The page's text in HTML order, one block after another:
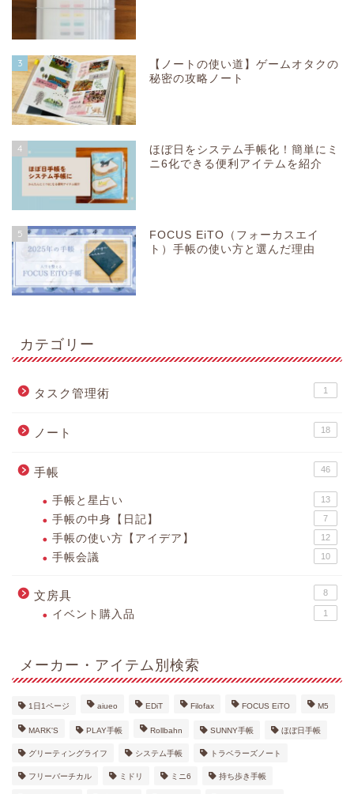
3
【ノートの使い道】ゲームオタクの
秘密の攻略ノート
4
ほぼ日をシステム手帳化！簡単にミ
ニ6化できる便利アイテムを紹介
5
FOCUS EiTO（フォーカスエイ
ト）手帳の使い方と選んだ理由
カテゴリー
タスク管理術 1
ノート 18
手帳 46
手帳と星占い 13
手帳の中身【日記】 7
手帳の使い方【アイデア】 12
手帳会議 10
文房具 8
イベント購入品 1
メーカー・アイテム別検索
1日1ページ aiueo EDiT Filofax FOCUS EiTO M5
MARK'S PLAY手帳 Rollbahn SUNNY手帳 ほぼ日手帳
グリーティングライフ システム手帳 トラベラーズノート
フリーバーチカル ミドリ ミニ6 持ち歩き手帳